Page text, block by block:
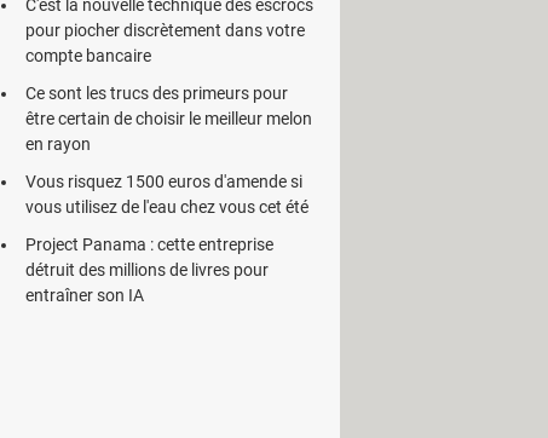
Tout ce que vous avez à payer,
utiliser cette application. Il vous
est disponible sur le site de
C'est la nouvelle technique des escrocs
pour piocher discrètement dans votre
compte bancaire
Ce sont les trucs des primeurs pour
être certain de choisir le meilleur melon
en rayon
Vous risquez 1500 euros d'amende si
vous utilisez de l'eau chez vous cet été
Project Panama : cette entreprise
détruit des millions de livres pour
entraîner son IA